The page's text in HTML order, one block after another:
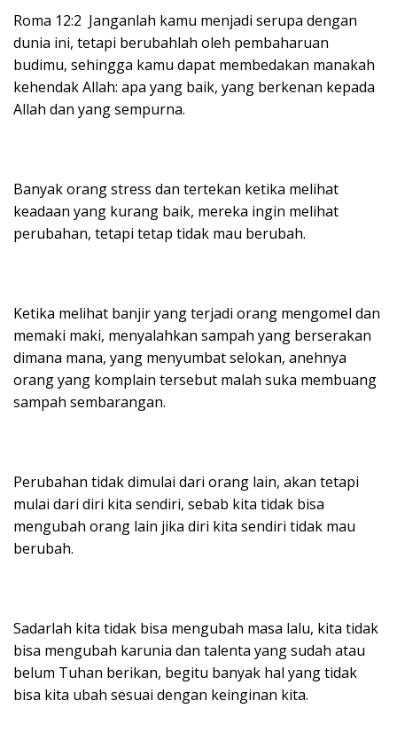
Roma 12:2 Janganlah kamu menjadi serupa dengan
dunia ini, tetapi berubahlah oleh pembaharuan
budimu, sehingga kamu dapat membedakan manakah
kehendak Allah: apa yang baik, yang berkenan kepada
Allah dan yang sempurna.
Banyak orang stress dan tertekan ketika melihat
keadaan yang kurang baik, mereka ingin melihat
perubahan, tetapi tetap tidak mau berubah.
Ketika melihat banjir yang terjadi orang mengomel dan
memaki maki, menyalahkan sampah yang berserakan
dimana mana, yang menyumbat selokan, anehnya
orang yang komplain tersebut malah suka membuang
sampah sembarangan.
Perubahan tidak dimulai dari orang lain, akan tetapi
mulai dari diri kita sendiri, sebab kita tidak bisa
mengubah orang lain jika diri kita sendiri tidak mau
berubah.
Sadarlah kita tidak bisa mengubah masa lalu, kita tidak
bisa mengubah karunia dan talenta yang sudah atau
belum Tuhan berikan, begitu banyak hal yang tidak
bisa kita ubah sesuai dengan keinginan kita.